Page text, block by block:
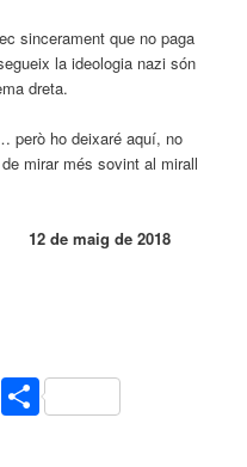
sincerament que no paga
la ideologia nazi són
dreta.
però ho deixaré aquí, no
mirar més sovint al mirall
de 2018
Comparteix